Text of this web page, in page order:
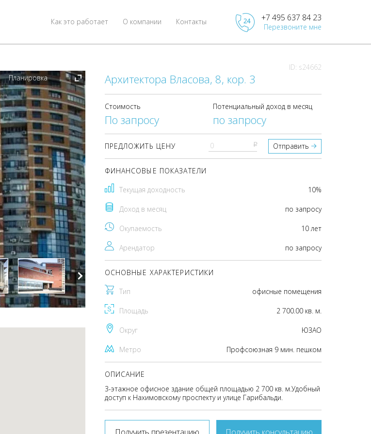
Контакты
О компании
Как это работает +7 495 637 84 23
Перезвоните мне
ID: s24662
Планировка
Архитектора Власова, 8, кор. 3
Стоимость
По запросу
Потенциальный доход в месяц
по запросу
ПРЕДЛОЖИТЬ ЦЕНУ pуб Отправить
ФИНАНСОВЫЕ ПОКАЗАТЕЛИ
Текущая доходность 10%
Доход в месяц по запросу
Окупаемость 10 лет
Арендатор по запросу
ОСНОВНЫЕ ХАРАКТЕРИСТИКИ
Тип офисные помещения
Площадь 2 700.00 кв. м.
Округ ЮЗАО
Метро Профсоюзная 9 мин. пешком
ОПИСАНИЕ
3-этажное офисное здание общей площадью 2 700 кв. м.Удобный
доступ к Нахимовскому проспекту и улице Гарибальди.